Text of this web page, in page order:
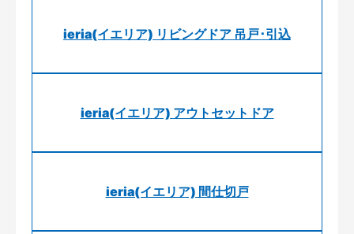
ieria(イエリア) リビングドア 吊戸･引込
ieria(イエリア) アウトセットドア
ieria(イエリア) 間仕切戸